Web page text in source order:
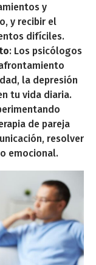
y
y recibir el
difíciles.
: Los psicólogos
la depresión
tu vida diaria.
de pareja
resolver
emocional.